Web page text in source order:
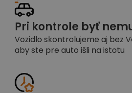
Pri kontrole byť
Vozidlo skontrolujeme aj bez
aby ste pre auto išli na istotu